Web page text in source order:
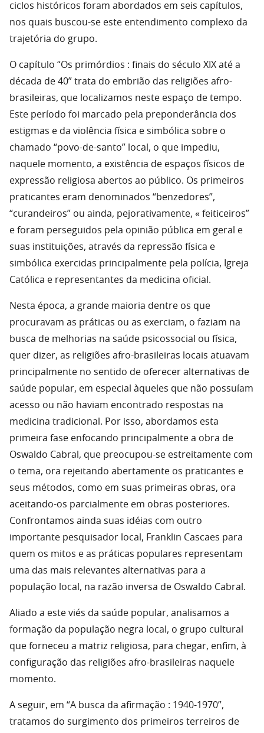
ciclos históricos foram abordados em seis capítulos,
nos quais buscou-se este entendimento complexo da
trajetória do grupo.
O capítulo “Os primórdios : finais do século XIX até a
década de 40” trata do embrião das religiões afro-
brasileiras, que localizamos neste espaço de tempo.
Este período foi marcado pela preponderância dos
estigmas e da violência física e simbólica sobre o
chamado “povo-de-santo” local, o que impediu,
naquele momento, a existência de espaços físicos de
expressão religiosa abertos ao público. Os primeiros
praticantes eram denominados “benzedores”,
“curandeiros” ou ainda, pejorativamente, « feiticeiros”
e foram perseguidos pela opinião pública em geral e
suas instituições, através da repressão física e
simbólica exercidas principalmente pela polícia, Igreja
Católica e representantes da medicina oficial.
Nesta época, a grande maioria dentre os que
procuravam as práticas ou as exerciam, o faziam na
busca de melhorias na saúde psicossocial ou física,
quer dizer, as religiões afro-brasileiras locais atuavam
principalmente no sentido de oferecer alternativas de
saúde popular, em especial àqueles que não possuíam
acesso ou não haviam encontrado respostas na
medicina tradicional. Por isso, abordamos esta
primeira fase enfocando principalmente a obra de
Oswaldo Cabral, que preocupou-se estreitamente com
o tema, ora rejeitando abertamente os praticantes e
seus métodos, como em suas primeiras obras, ora
aceitando-os parcialmente em obras posteriores.
Confrontamos ainda suas idéias com outro
importante pesquisador local, Franklin Cascaes para
quem os mitos e as práticas populares representam
uma das mais relevantes alternativas para a
população local, na razão inversa de Oswaldo Cabral.
Aliado a este viés da saúde popular, analisamos a
formação da população negra local, o grupo cultural
que forneceu a matriz religiosa, para chegar, enfim, à
configuração das religiões afro-brasileiras naquele
momento.
A seguir, em “A busca da afirmação : 1940-1970”,
tratamos do surgimento dos primeiros terreiros de